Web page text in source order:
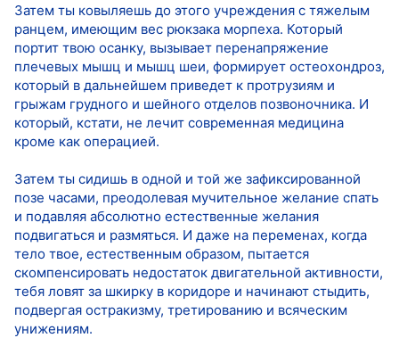
Затем ты ковыляешь до этого учреждения с тяжелым
ранцем, имеющим вес рюкзака морпеха. Который
портит твою осанку, вызывает перенапряжение
плечевых мышц и мышц шеи, формирует остеохондроз,
который в дальнейшем приведет к протрузиям и
грыжам грудного и шейного отделов позвоночника. И
который, кстати, не лечит современная медицина
кроме как операцией.
Затем ты сидишь в одной и той же зафиксированной
позе часами, преодолевая мучительное желание спать
и подавляя абсолютно естественные желания
подвигаться и размяться. И даже на переменах, когда
тело твое, естественным образом, пытается
скомпенсировать недостаток двигательной активности,
тебя ловят за шкирку в коридоре и начинают стыдить,
подвергая остракизму, третированию и всяческим
унижениям.